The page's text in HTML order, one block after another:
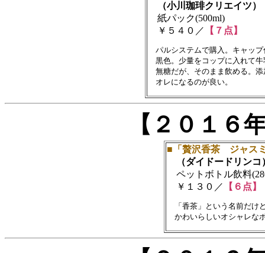
（小川珈琲クリエイツ）
紙パック(500ml)
￥５４０／ 【７点】
パルシステムで購入。キャッ
黒色。少量をコップに入れて牛
無糖だが、そのまま飲める。添
【２０１
■「贅沢香茶 ジャス
（ダイドードリンコ
ペットボトル飲料
￥１３０／
【６点】
「香茶」という名前だけ